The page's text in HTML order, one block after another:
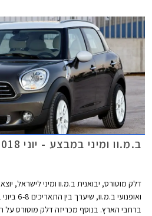
ב.מ.וו ומיני במבצע - יוני 2018
דלק מוטורס, יבואנית ב.מ.וו ומיני לישראל,
ואופנועי
ברחבי הארץ. בנוסף מכריזה דלק מוטורס על